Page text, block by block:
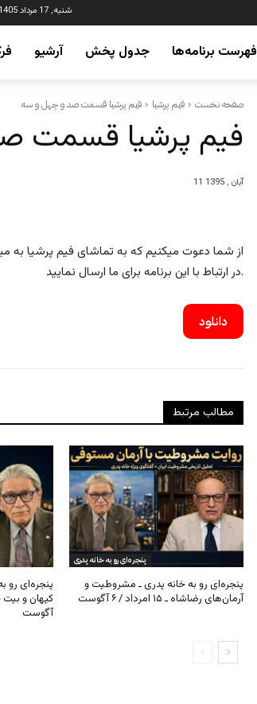
شنبه, 17 مرداد 1405
فهرست برنامه‌ها جدول پخش آرشیو
صفحه نخست فیم پرشیا فیم پرشیا قسمت صد و چهل و سه
فیم پرشیا قسمت
11 آبان , 1395
از شما دعوت میکنیم که به تماشای فیم پرشیا به
در ارتباط با این برنامه برای ما ارسال نمایید.
دانلود
مطالب مرتبط
پنجره‌ای رو
آگوست
پنجره‌ای رو به خانه پدری
پنجره‌ای رو به خانه پدری ـ مشروطیت و
آرمان‌های رضاشاه ـ ۱۵ امرداد / ۶ آگوست